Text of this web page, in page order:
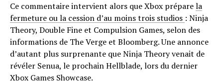
Ce commentaire intervient alors que Xbox préparela
fermeture ou la cession d’au moins trois studios : Ninja
Theory, Double Fine et Compulsion Games, selon des
informations de The Verge et Bloomberg. Une annonce
d’autant plus surprenante que Ninja Theory venait de
révéler Senua, le prochain Hellblade, lors du dernier
Xbox Games Showcase.